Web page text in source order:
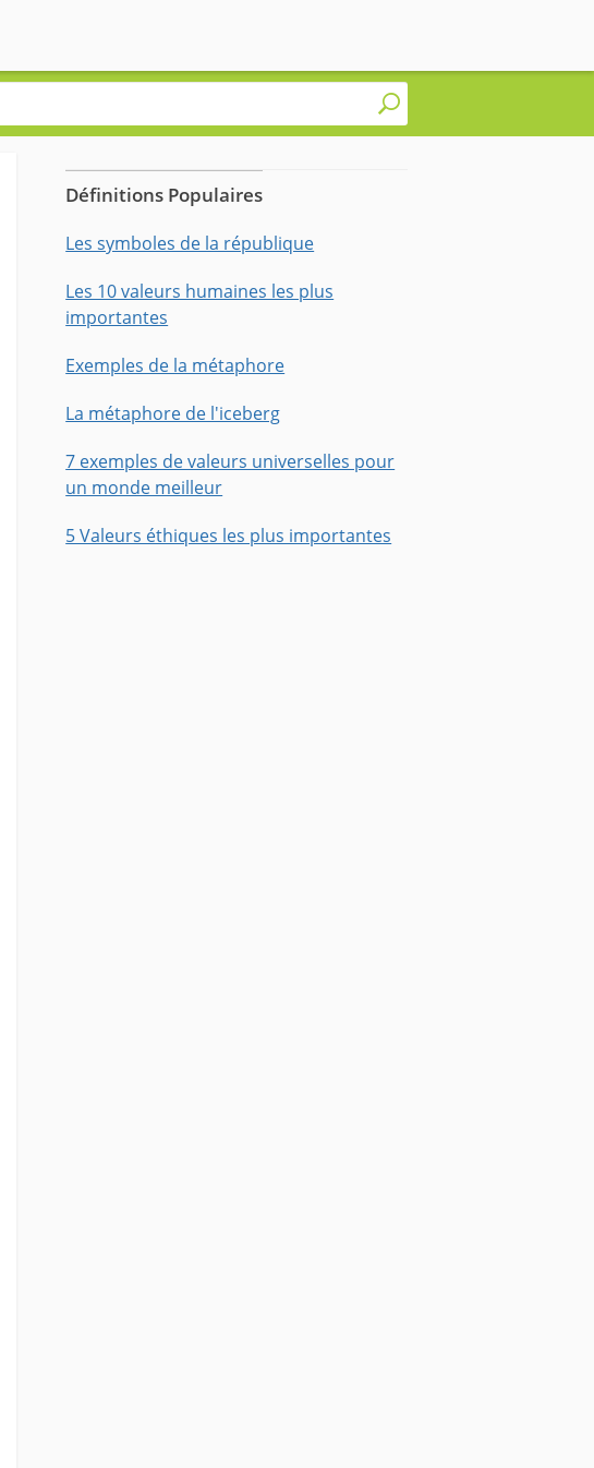
Définitions Populaires
Les symboles de la république
Les 10 valeurs humaines les plus
importantes
Exemples de la métaphore
La métaphore de l'iceberg
7 exemples de valeurs universelles pour
un monde meilleur
5 Valeurs éthiques les plus importantes